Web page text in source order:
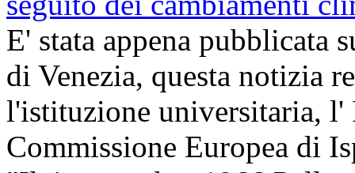
E' stata appena pubblicata
di Venezia, questa notizia
l'istituzione universitaria,
Commissione Europea di